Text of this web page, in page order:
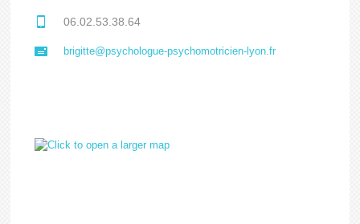
06.02.53.38.64
brigitte@psychologue-psychomotricien-lyon.fr